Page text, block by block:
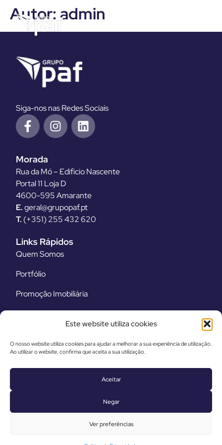
Este website utiliza cookies
O nosso website utiliza cookies para ajudar a melhorar a sua experiência de utilização.
Ao utilizar o website, confirma que aceita a sua utilização.
Aceitar
Negar
Ver preferências
Autor:admin
Siga-nos nas Redes Sociais
Morada
Rua da Mó – Edificio Nascente
Portal 11 Loja D
4600-595 Amarante
E.geral@grupopaf.pt
T. (+351) 255 432 620
Links Rápidos
Quem Somos
Portfólio
Promoção Imobiliária
Equipamentos
Termos e Condições
Política de Privacidade